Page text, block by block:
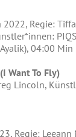
Regie:
04:00 Min
Want To Fly)
Lincoln,
Regie: